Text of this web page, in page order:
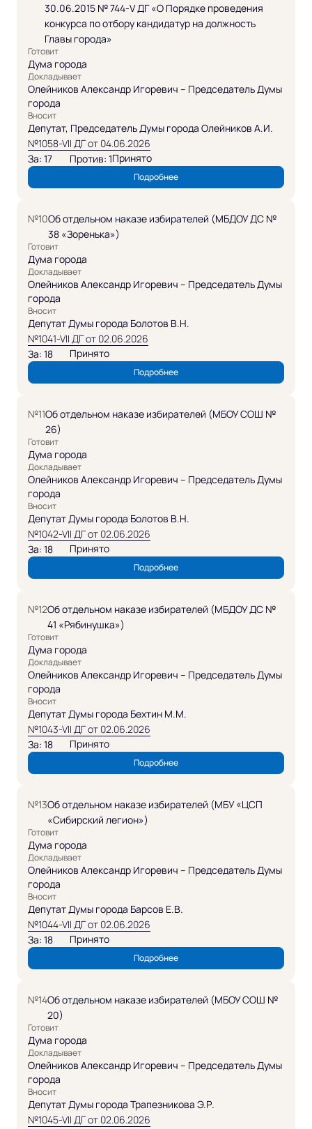
30.06.2015 № 744-V ДГ «О Порядке проведения
конкурса по отбору кандидатур на должность
Главы города»
Готовит
Дума города
Докладывает
Олейников Александр Игоревич – Председатель Думы
города
Вносит
Депутат, Председатель Думы города Олейников А.И.
За: 17 Против: 1Принято
№1058-VII ДГ от 04.06.2026
Подробнее
№10Об отдельном наказе избирателей (МБДОУ ДС №
38 «Зоренька»)
Готовит
Дума города
Докладывает
Олейников Александр Игоревич – Председатель Думы
города
Вносит
Депутат Думы города Болотов В.Н.
За: 18 Принято
№1041-VII ДГ от 02.06.2026
Подробнее
№11Об отдельном наказе избирателей (МБОУ СОШ №
26)
Готовит
Дума города
Докладывает
Олейников Александр Игоревич – Председатель Думы
города
Вносит
Депутат Думы города Болотов В.Н.
За: 18 Принято
№1042-VII ДГ от 02.06.2026
Подробнее
№12Об отдельном наказе избирателей (МБДОУ ДС №
41 «Рябинушка»)
Готовит
Дума города
Докладывает
Олейников Александр Игоревич – Председатель Думы
города
Вносит
Депутат Думы города Бехтин М.М.
За: 18 Принято
№1043-VII ДГ от 02.06.2026
Подробнее
№13Об отдельном наказе избирателей (МБУ «ЦСП
«Сибирский легион»)
Готовит
Дума города
Докладывает
Олейников Александр Игоревич – Председатель Думы
города
Вносит
Депутат Думы города Барсов Е.В.
За: 18 Принято
№1044-VII ДГ от 02.06.2026
Подробнее
№14Об отдельном наказе избирателей (МБОУ СОШ №
20)
Готовит
Дума города
Докладывает
Олейников Александр Игоревич – Председатель Думы
города
Вносит
Депутат Думы города Трапезникова Э.Р.
№1045-VII ДГ от 02.06.2026